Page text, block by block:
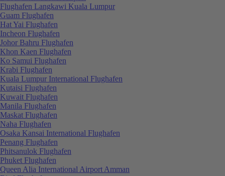
Flughafen Langkawi Kuala Lumpur
Guam Flughafen
Hat Yai Flughafen
Incheon Flughafen
Johor Bahru Flughafen
Khon Kaen Flughafen
Ko Samui Flughafen
Krabi Flughafen
Kuala Lumpur International Flughafen
Kutaisi Flughafen
Kuwait Flughafen
Manila Flughafen
Maskat Flughafen
Naha Flughafen
Osaka Kansai International Flughafen
Penang Flughafen
Phitsanulok Flughafen
Phuket Flughafen
Queen Alia International Airport Amman